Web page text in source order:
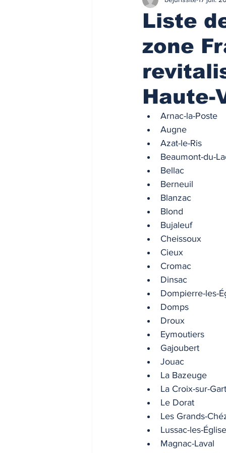
Prix de l'immobilier
ACTU PRO
Taux de l'usure
INDICES & INDEX VIE
Liste
zone
Haute-
Arnac-la-Poste
Augne
Azat-le-Ris
Beaumont-du-
Bellac
Berneuil
Blanzac
Blond
Bujaleuf
Cheissoux
Cieux
Cromac
Dinsac
Dompierre-les-
Domps
Droux
Eymoutiers
Gajoubert
Jouac
La Bazeuge
La Croix-sur-
Le Dorat
Les Grands-
Lussac-les-
Magnac-Laval